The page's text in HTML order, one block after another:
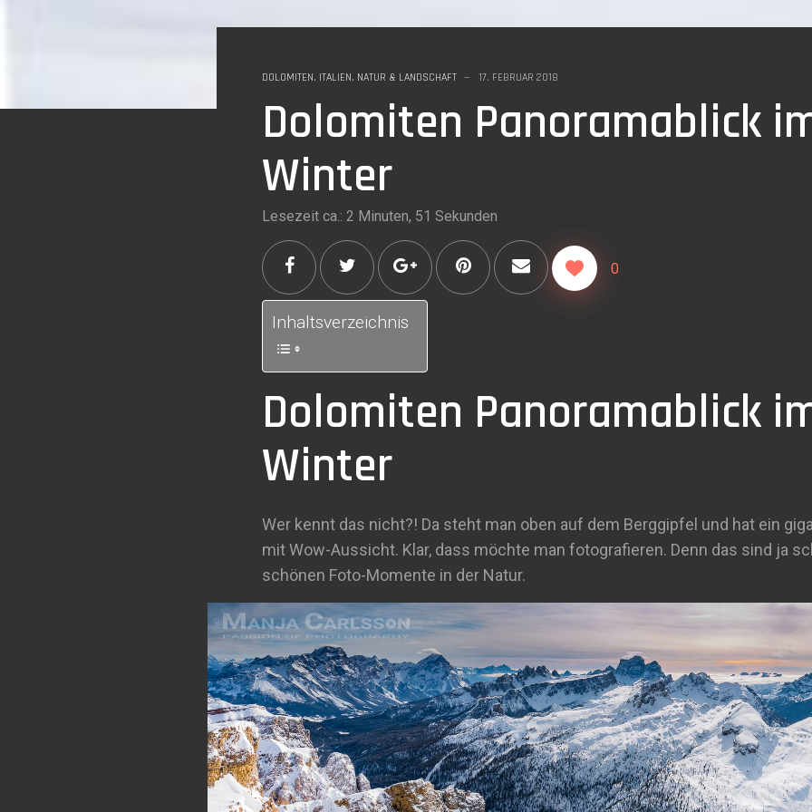
DOLOMITEN, ITALIEN, NATUR & LANDSCHAFT 17. FEBRUAR 2018
Dolomiten Panoramablick
Winter
Lesezeit ca.: 2 Minuten, 51 Sekunden
0
Inhaltsverzeichnis
Dolomiten Panoramablick
Winter
Wer kennt das nicht?! Da steht man oben auf dem Berggipfel und hat ein
mit Wow-Aussicht. Klar, dass möchte man fotografieren. Denn das sind ja
schönen Foto-Momente in der Natur.